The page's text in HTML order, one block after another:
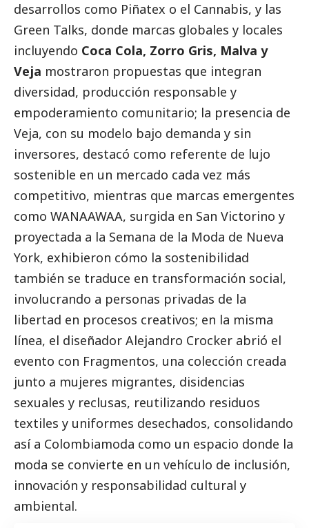
desarrollos como Piñatex o el Cannabis, y las
Green Talks, donde marcas globales y locales
incluyendo Coca Cola, Zorro Gris, Malva y
Veja mostraron propuestas que integran
diversidad, producción responsable y
empoderamiento comunitario; la presencia de
Veja, con su modelo bajo demanda y sin
inversores, destacó como referente de lujo
sostenible en un mercado cada vez más
competitivo, mientras que marcas emergentes
como WANAAWAA, surgida en San Victorino y
proyectada a la Semana de la Moda de Nueva
York, exhibieron cómo la sostenibilidad
también se traduce en transformación social,
involucrando a personas privadas de la
libertad en procesos creativos; en la misma
línea, el diseñador Alejandro Crocker abrió el
evento con Fragmentos, una colección creada
junto a mujeres migrantes, disidencias
sexuales y reclusas, reutilizando residuos
textiles y uniformes desechados, consolidando
así a Colombiamoda como un espacio donde la
moda se convierte en un vehículo de inclusión,
innovación y responsabilidad cultural y
ambiental.